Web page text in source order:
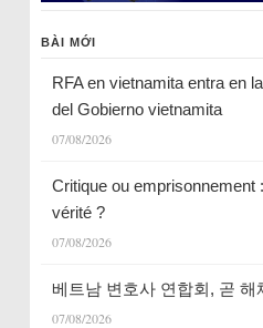
BÀI MỚI
RFA en vietnamita entra en
del Gobierno vietnamita
07/08/2026
Critique ou emprisonnement
vérité ?
07/08/2026
베트남 변호사 연합회, 곧 해
07/08/2026